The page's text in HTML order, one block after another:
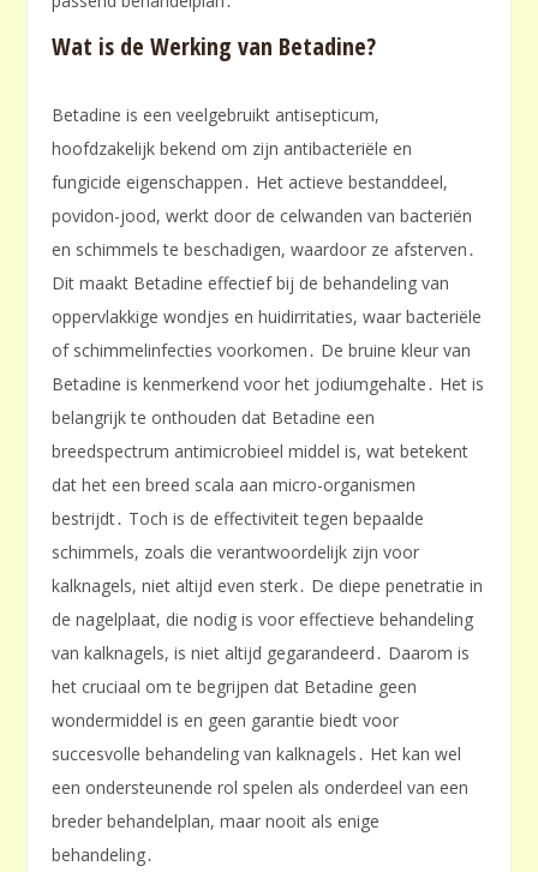
Wat is de Werking van Betadine?
Betadine is een veelgebruikt antisepticum,
hoofdzakelijk bekend om zijn antibacteriële en
fungicide eigenschappen․ Het actieve bestanddeel,
povidon-jood, werkt door de celwanden van bacteriën
en schimmels te beschadigen, waardoor ze afsterven․
Dit maakt Betadine effectief bij de behandeling van
oppervlakkige wondjes en huidirritaties, waar bacteriële
of schimmelinfecties voorkomen․ De bruine kleur van
Betadine is kenmerkend voor het jodiumgehalte․ Het is
belangrijk te onthouden dat Betadine een
breedspectrum antimicrobieel middel is, wat betekent
dat het een breed scala aan micro-organismen
bestrijdt․ Toch is de effectiviteit tegen bepaalde
schimmels, zoals die verantwoordelijk zijn voor
kalknagels, niet altijd even sterk․ De diepe penetratie in
de nagelplaat, die nodig is voor effectieve behandeling
van kalknagels, is niet altijd gegarandeerd․ Daarom is
het cruciaal om te begrijpen dat Betadine geen
wondermiddel is en geen garantie biedt voor
succesvolle behandeling van kalknagels․ Het kan wel
een ondersteunende rol spelen als onderdeel van een
breder behandelplan, maar nooit als enige
behandeling․